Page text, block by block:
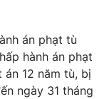
có sự chấp
phát hành lại
án phạt tù
hành án phạt
12 năm tù, bị
ngày 31 tháng